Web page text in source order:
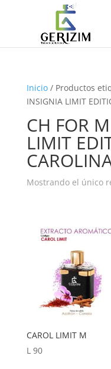
Inicio/ Productos
INSIGNIA LIMIT
CH FOR
LIMIT
Mostrando el único
CAROL LIMIT M
L90